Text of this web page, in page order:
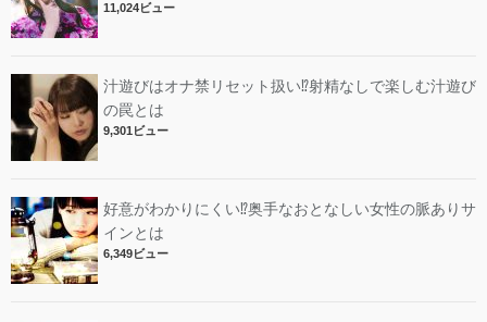
11,024ビュー
汁遊びはオナ禁リセット扱い⁉︎射精なしで楽しむ汁遊び
の罠とは
9,301ビュー
好意がわかりにくい⁉︎奥手なおとなしい女性の脈ありサ
インとは
6,349ビュー